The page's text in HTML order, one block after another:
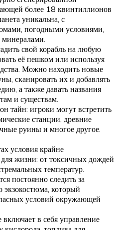
более 18 квинтиллионов
уникальна, с
погодными условиями,
свой корабль на любую
её пешком или используя
Можно находить новые
сканировать их и добавлять
а также давать названия
и существам.
тайн: игроки могут встретить
станции, древние
руины и многое другое.
условия крайне
жизни: от токсичных дождей
температур.
постоянно следить за
экзокостюма, который
условий окружающей
в себя управление